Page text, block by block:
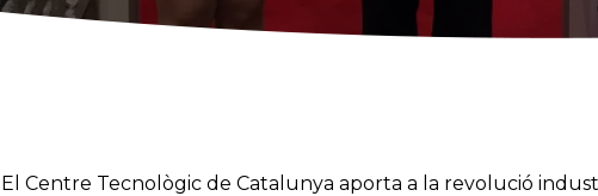
El Centre Tecnològic de Catalunya aporta a la revolució